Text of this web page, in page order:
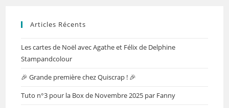
Articles Récents
Les cartes de Noël avec Agathe et Félix de Delphine
Stampandcolour
🎉 Grande première chez Quiscrap ! 🎉
Tuto n°3 pour la Box de Novembre 2025 par Fanny